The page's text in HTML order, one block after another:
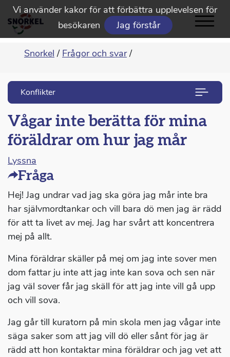
Vi använder kakor för att förbättra upplevelsen för
besökaren
Jag förstår
Snorkel / Frågor och svar /
Konflikter
Vågar inte berätta för mina
föräldrar om hur jag mår
Lyssna
Fråga
Hej! Jag undrar vad jag ska göra jag mår inte bra
har självmordtankar och vill bara dö men jag är rädd
för att ta livet av mej. Jag har svårt att koncentrera
mej på allt.
Mina föräldrar skäller på mej om jag inte sover men
dom fattar ju inte att jag inte kan sova och sen när
jag väl sover får jag skäll för att jag inte vill gå upp
och vill sova.
Jag går till kuratorn på min skola men jag vågar inte
säga saker som att jag vill dö eller sånt för jag är
rädd att hon kontaktar mina föräldrar och jag vet att